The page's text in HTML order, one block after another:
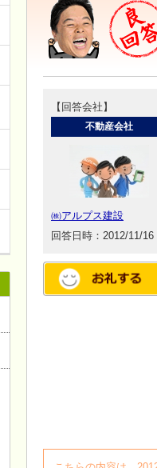
【回答会社】
不動産会社
㈱アルプス建設
回答日時：2012/11/16